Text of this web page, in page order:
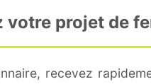
votre projet de
recevez